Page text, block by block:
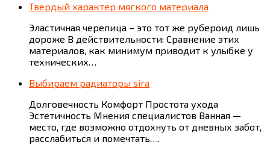
Твердый характер мягкого материала
Эластичная черепица – это тот же рубероид лишь
дороже В действительности: Сравнение этих
материалов, как минимум приводит к улыбке у
технических…
Выбираем радиаторы sira
Долговечность Комфорт Простота ухода
Эстетичность Мнения специалистов Ванная —
место, где возможно отдохнуть от дневных забот,
расслабиться и помечтать….